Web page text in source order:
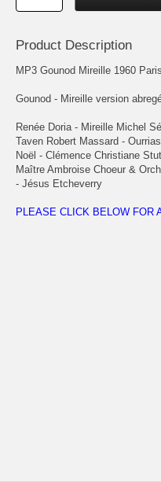
Product Description
MP3 Gounod Mireille 1960 Paris
Gounod - Mireille version
Renée Doria - Mireille Michel
Taven Robert Massard -
Noël - Clémence Christiane
Maître Ambroise Choeur &
- Jésus Etcheverry
PLEASE CLICK BELOW FOR